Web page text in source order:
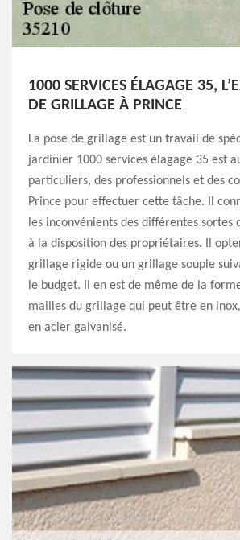
1000 SERVICES ÉLAGAGE 35,
DE GRILLAGE À PRINCE
La pose de grillage est un travail de
jardinier 1000 services élagage 35 est
particuliers, des professionnels et des
Prince pour effectuer cette tâche. Il
les inconvénients des différentes sortes
à la disposition des propriétaires. Il
grillage rigide ou un grillage souple
le budget. Il en est de même de la
mailles du grillage qui peut être en
en acier galvanisé.